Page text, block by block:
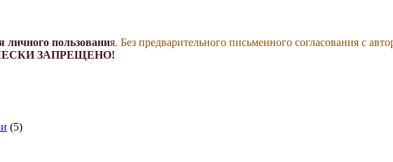
личного пользования. Без предварительного письменного согласования с
ЗАПРЕЩЕНО!
(5)